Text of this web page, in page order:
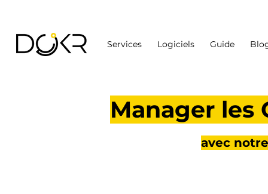
Services Logiciels Guide
Manager les
avec